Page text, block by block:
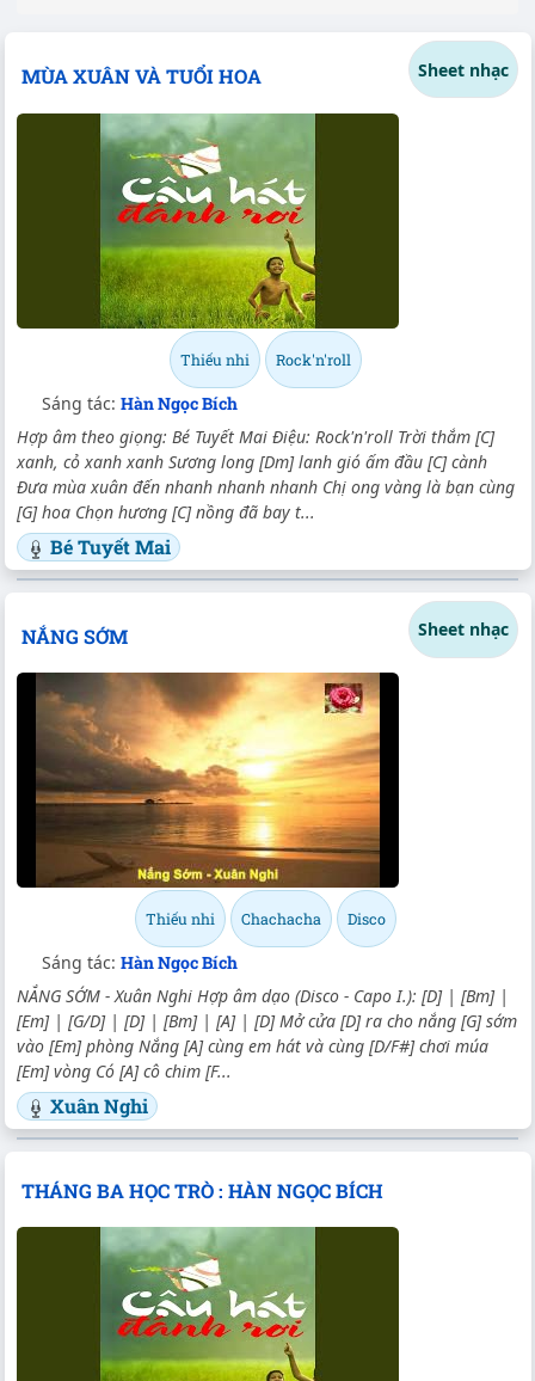
MÙA XUÂN VÀ TUỔI HOA Sheet nhạc
Thiếu nhi Rock'n'roll
Sáng tác: Hàn Ngọc Bích
Hợp âm theo giọng: Bé Tuyết Mai Điệu: Rock'n'roll Trời thắm [C]
xanh, cỏ xanh xanh Sương long [Dm] lanh gió ấm đầu [C] cành
Đưa mùa xuân đến nhanh nhanh nhanh Chị ong vàng là bạn cùng
[G] hoa Chọn hương [C] nồng đã bay t...
Bé Tuyết Mai
NẮNG SỚM Sheet nhạc
Thiếu nhi Chachacha Disco
Sáng tác: Hàn Ngọc Bích
NẮNG SỚM - Xuân Nghi Hợp âm dạo (Disco - Capo I.): [D] | [Bm] |
[Em] | [G/D] | [D] | [Bm] | [A] | [D] Mở cửa [D] ra cho nắng [G] sớm
vào [Em] phòng Nắng [A] cùng em hát và cùng [D/F#] chơi múa
[Em] vòng Có [A] cô chim [F...
Xuân Nghi
THÁNG BA HỌC TRÒ : HÀN NGỌC BÍCH